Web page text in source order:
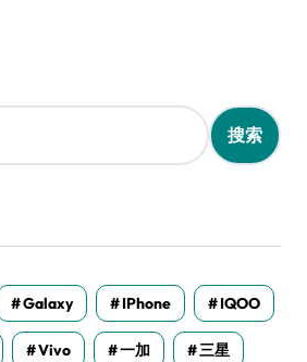
Galaxy IPhone IQOO
Vivo 一加 三星